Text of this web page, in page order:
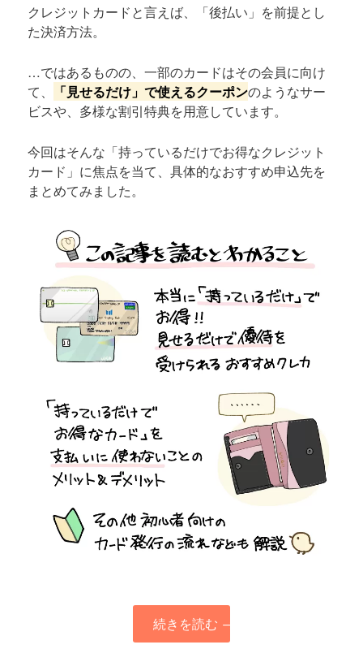
クレジットカードと言えば、「後払い」を前提とし
た決済方法。
…ではあるものの、一部のカードはその会員に向け
て、
「見せるだけ」で使えるクーポンのようなサー
ビスや、多様な割引特典を用意しています。
今回はそんな「持っているだけでお得なクレジット
カード」に焦点を当て、具体的なおすすめ申込先を
まとめてみました。
続きを読む →